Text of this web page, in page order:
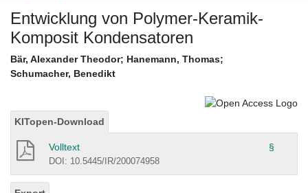
Entwicklung von Polymer-Keramik-
Komposit Kondensatoren
Bär, Alexander Theodor; Hanemann, Thomas;
Schumacher, Benedikt
KITopen-Download
Volltext §
DOI: 10.5445/IR/200074958